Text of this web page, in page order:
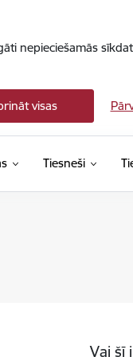
nepieciešamās
visas
Tiesneši
Vai šī